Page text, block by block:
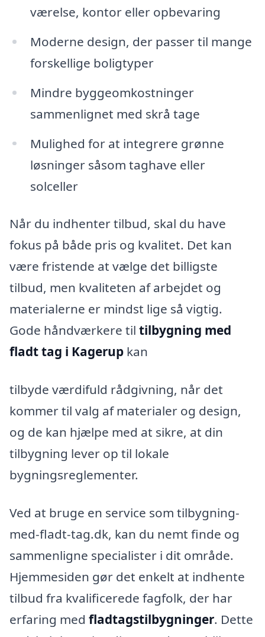
værelse, kontor eller opbevaring
Moderne design, der passer til mange
forskellige boligtyper
Mindre byggeomkostninger
sammenlignet med skrå tage
Mulighed for at integrere grønne
løsninger såsom taghave eller
solceller
Når du indhenter tilbud, skal du have
fokus på både pris og kvalitet. Det kan
være fristende at vælge det billigste
tilbud, men kvaliteten af arbejdet og
materialerne er mindst lige så vigtig.
Gode håndværkere til tilbygning med
fladt tag i Kagerup kan
tilbyde værdifuld rådgivning, når det
kommer til valg af materialer og design,
og de kan hjælpe med at sikre, at din
tilbygning lever op til lokale
bygningsreglementer.
Ved at bruge en service som tilbygning-
med-fladt-tag.dk, kan du nemt finde og
sammenligne specialister i dit område.
Hjemmesiden gør det enkelt at indhente
tilbud fra kvalificerede fagfolk, der har
erfaring med fladtagstilbygninger. Dette